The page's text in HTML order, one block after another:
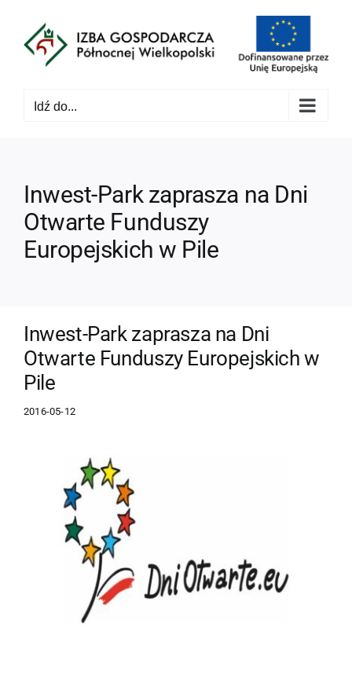
zawartości
Idź do...
Inwest-Park zaprasza na Dni
Otwarte Funduszy
Europejskich w Pile
Inwest-Park zaprasza na Dni
Otwarte Funduszy Europejskich w
Pile
2016-05-12
obrazek